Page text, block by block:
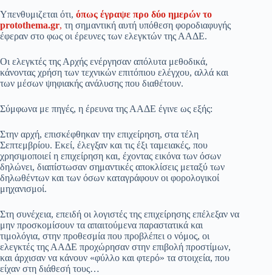
Υπενθυμιζεται ότι, όπως έγραψε προ δύο ημερών το
protothema.gr, τη σημαντική αυτή υπόθεση φοροδιαφυγής
έφεραν στο φως οι έρευνες των ελεγκτών της ΑΑΔΕ.
Οι ελεγκτές της Αρχής ενέργησαν απόλυτα μεθοδικά,
κάνοντας χρήση των τεχνικών επιτόπιου ελέγχου, αλλά και
των μέσων ψηφιακής ανάλυσης που διαθέτουν.
Σύμφωνα με πηγές, η έρευνα της ΑΑΔΕ έγινε ως εξής:
Στην αρχή, επισκέφθηκαν την επιχείρηση, στα τέλη
Σεπτεμβρίου. Εκεί, έλεγξαν και τις έξι ταμειακές, που
χρησιμοποιεί η επιχείρηση και, έχοντας εικόνα των όσων
δηλώνει, διαπίστωσαν σημαντικές αποκλίσεις μεταξύ των
δηλωθέντων και των όσων καταγράφουν οι φορολογικοί
μηχανισμοί.
Στη συνέχεια, επειδή οι λογιστές της επιχείρησης επέλεξαν να
μην προσκομίσουν τα απαιτούμενα παραστατικά και
τιμολόγια, στην προθεσμία που προβλέπει ο νόμος, οι
ελεγκτές της ΑΑΔΕ προχώρησαν στην επιβολή προστίμων,
και άρχισαν να κάνουν «φύλλο και φτερό» τα στοιχεία, που
είχαν στη διάθεσή τους…